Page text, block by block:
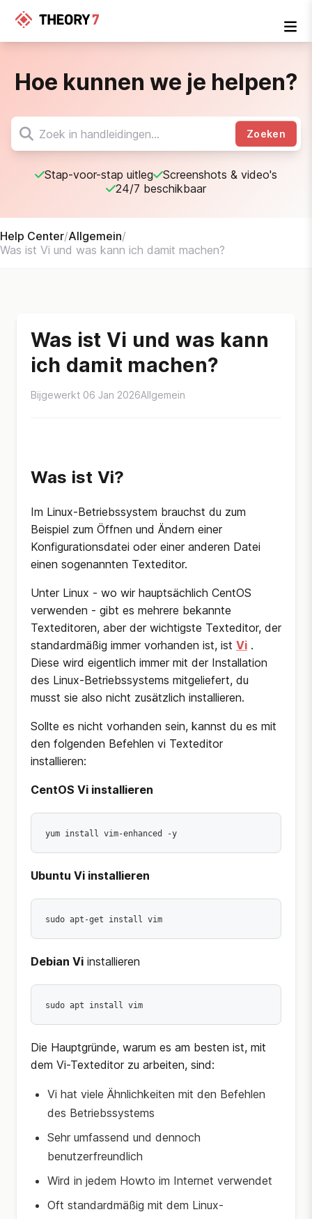
Hoe kunnen we je helpen?
Zoeken
Stap-voor-stap uitleg
Screenshots & video's
24/7 beschikbaar
Help Center/Allgemein/
Was ist Vi und was kann ich damit machen?
Was ist Vi und was kann
ich damit machen?
Bijgewerkt 06 Jan 2026Allgemein
Was ist Vi?
Im Linux-Betriebssystem brauchst du zum
Beispiel zum Öffnen und Ändern einer
Konfigurationsdatei oder einer anderen Datei
einen sogenannten Texteditor.
Unter Linux - wo wir hauptsächlich CentOS
verwenden - gibt es mehrere bekannte
Texteditoren, aber der wichtigste Texteditor, der
standardmäßig immer vorhanden ist, ist Vi .
Diese wird eigentlich immer mit der Installation
des Linux-Betriebssystems mitgeliefert, du
musst sie also nicht zusätzlich installieren.
Sollte es nicht vorhanden sein, kannst du es mit
den folgenden Befehlen vi Texteditor
installieren:
CentOS Vi installieren
yum install vim-enhanced -y
Ubuntu Vi installieren
sudo apt-get install vim
Debian Vi installieren
sudo apt install vim
Die Hauptgründe, warum es am besten ist, mit
dem Vi-Texteditor zu arbeiten, sind:
Vi hat viele Ähnlichkeiten mit den Befehlen
des Betriebssystems
Sehr umfassend und dennoch
benutzerfreundlich
Wird in jedem Howto im Internet verwendet
Oft standardmäßig mit dem Linux-